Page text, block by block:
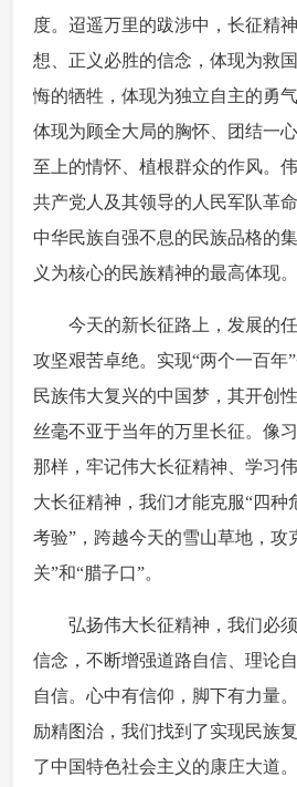
度。迢遥万里的跋涉中，长征精
想、正义必胜的信念，体现为救
悔的牺牲，体现为独立自主的勇
体现为顾全大局的胸怀、团结一
至上的情怀、植根群众的作风。
共产党人及其领导的人民军队革
中华民族自强不息的民族品格的
义为核心的民族精神的最高体现。
今天的新长征路上，发展的任
攻坚艰苦卓绝。实现“两个一百年
民族伟大复兴的中国梦，其开创
丝毫不亚于当年的万里长征。像
那样，牢记伟大长征精神、学习
大长征精神，我们才能克服“四种
考验”，跨越今天的雪山草地，攻
关”和“腊子口”。
弘扬伟大长征精神，我们必须
信念，不断增强道路自信、理论
自信。心中有信仰，脚下有力量
励精图治，我们找到了实现民族
了中国特色社会主义的康庄大道